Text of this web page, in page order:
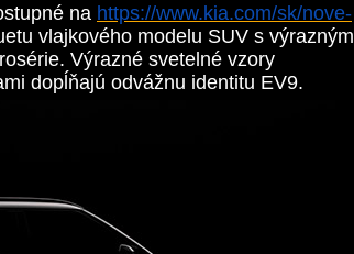
na https://www.kia.com/sk/nove-
vlajkového modelu SUV s výrazným
Výrazné svetelné vzory
dopĺňajú odvážnu identitu EV9.